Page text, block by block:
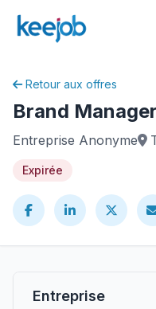
Retour aux offres
Brand Manager
Entreprise Anonyme
Expirée
Entreprise